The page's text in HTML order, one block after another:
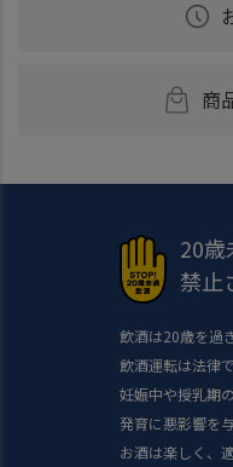
商
20歳
禁止
飲酒は20歳を過
飲酒運転は法律
妊娠中や授乳期
発育に悪影響を
お酒は楽しく、適